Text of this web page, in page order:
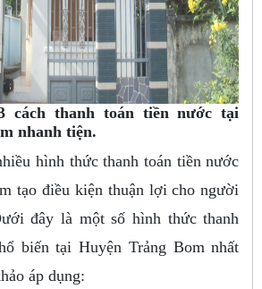
cách thanh toán tiền nước tại
nhanh tiện.
hình thức thanh toán tiền nước
tạo điều kiện thuận lợi cho người
đây là một số hình thức thanh
biến tại Huyện Trảng Bom nhất
áp dụng: